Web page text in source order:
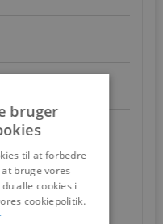
bruger
til at forbedre
bruge vores
alle cookies i
cookiepolitik.